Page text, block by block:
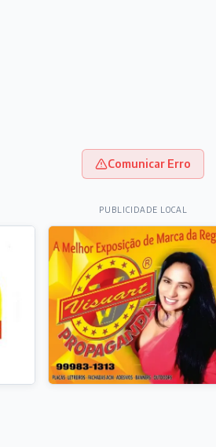
Comunicar Erro
PUBLICIDADE LOCAL
Carandaí, atacante Jajá marca